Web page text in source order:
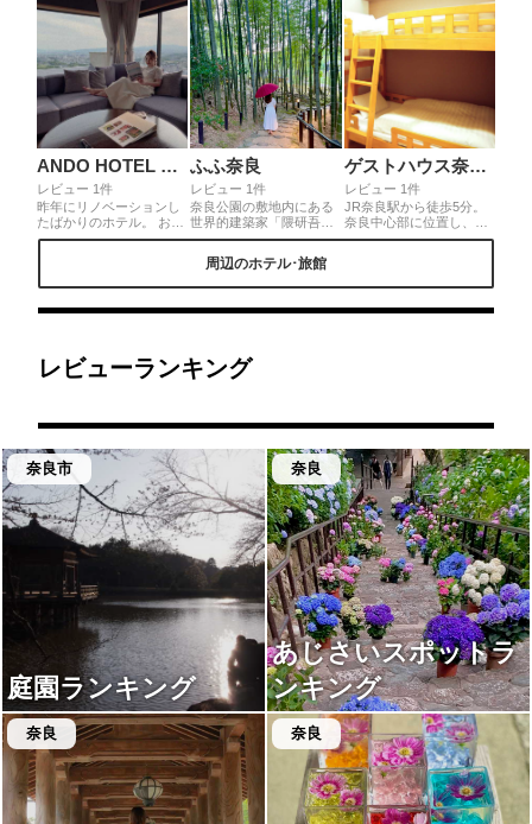
💐✨
トもOKで、果物やドライ
フルーツも販売されてい
てお土産に最適。営業時
間は10〜19時で不定休。
ANDO HOTEL 奈良若草山
レビュー 1件
昨年にリノベーションし
たばかりのホテル。 お部
屋やレストランからは奈
★★★☆☆ 食事
★★★☆☆ ペントハウス
★★★★☆ 大阪からだ
と、近鉄奈良駅orJR奈良
ふふ奈良
レビュー 1件
奈良公園の敷地内にある
世界的建築家「隈研吾」
氏デザインのリゾートホ
テル。お部屋は全室がス
イートルームで客室露天
風呂付きです。木のやさ
落ち着きのある空間で24
過ごすことができます。
高級感のある竹林がステ
ゲストハウス奈良小町
レビュー 1件
JR奈良駅から徒歩5分。
奈良中心部に位置し、興
福寺や東大寺などの観光
オープン以来、世界50ヶ
ている国際色豊かなゲス
周辺のホテル･旅館
レビューランキング
奈良市
庭園ランキング
奈良
あじさいスポットラ
ンキング
奈良 奈良